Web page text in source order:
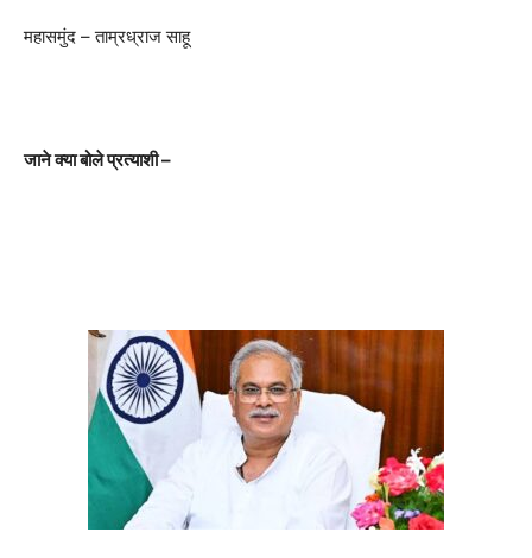
महासमुंद – ताम्रध्राज साहू
जाने क्या बोले प्रत्याशी –